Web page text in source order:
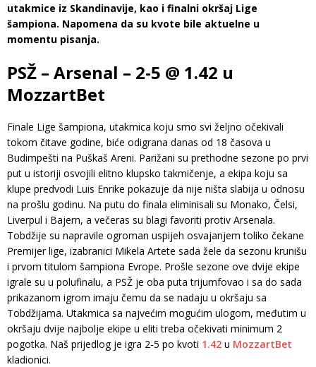
utakmice iz Skandinavije, kao i finalni okršaj Lige
šampiona. Napomena da su kvote bile aktuelne u
momentu pisanja.
PSŽ – Arsenal – 2-5 @ 1.42 u
MozzartBet
Finale Lige šampiona, utakmica koju smo svi željno očekivali
tokom čitave godine, biće odigrana danas od 18 časova u
Budimpešti na Puškaš Areni. Parižani su prethodne sezone po prvi
put u istoriji osvojili elitno klupsko takmičenje, a ekipa koju sa
klupe predvodi Luis Enrike pokazuje da nije ništa slabija u odnosu
na prošlu godinu. Na putu do finala eliminisali su Monako, Čelsi,
Liverpul i Bajern, a večeras su blagi favoriti protiv Arsenala.
Tobdžije su napravile ogroman uspijeh osvajanjem toliko čekane
Premijer lige, izabranici Mikela Artete sada žele da sezonu krunišu
i prvom titulom šampiona Evrope. Prošle sezone ove dvije ekipe
igrale su u polufinalu, a PSŽ je oba puta trijumfovao i sa do sada
prikazanom igrom imaju čemu da se nadaju u okršaju sa
Tobdžijama. Utakmica sa najvećim mogućim ulogom, međutim u
okršaju dvije najbolje ekipe u eliti treba očekivati minimum 2
pogotka. Naš prijedlog je igra 2-5 po kvoti 1.42 u MozzartBet
kladionici.